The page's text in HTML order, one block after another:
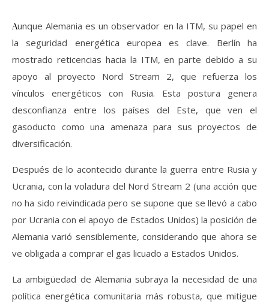
Aunque Alemania es un observador en la ITM, su papel en
la seguridad energética europea es clave. Berlín ha
mostrado reticencias hacia la ITM, en parte debido a su
apoyo al proyecto Nord Stream 2, que refuerza los
vínculos energéticos con Rusia. Esta postura genera
desconfianza entre los países del Este, que ven el
gasoducto como una amenaza para sus proyectos de
diversificación.
Después de lo acontecido durante la guerra entre Rusia y
Ucrania, con la voladura del Nord Stream 2 (una acción que
no ha sido reivindicada pero se supone que se llevó a cabo
por Ucrania con el apoyo de Estados Unidos) la posición de
Alemania varió sensiblemente, considerando que ahora se
ve obligada a comprar el gas licuado a Estados Unidos.
La ambigüedad de Alemania subraya la necesidad de una
política energética comunitaria más robusta, que mitigue